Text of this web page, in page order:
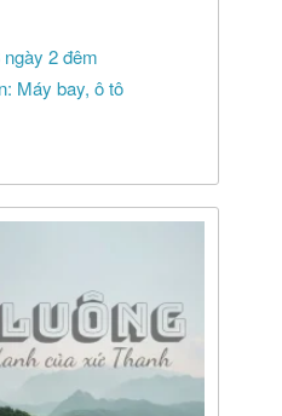
2 đêm
Máy bay, ô tô